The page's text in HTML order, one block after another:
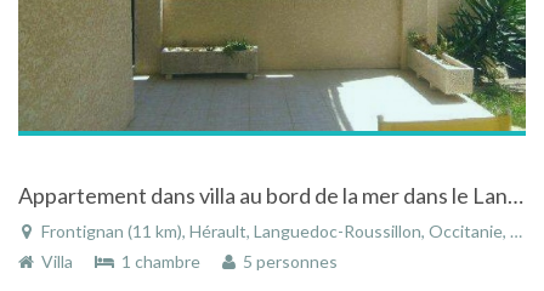
Appartement dans villa au bord de la mer dans le Languedoc-Roussillon
Frontignan (11 km), Hérault, Languedoc-Roussillon, Occitanie, France
Villa
1 chambre 5 personnes